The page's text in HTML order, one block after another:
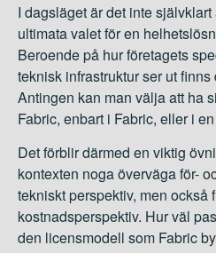
I dagsläget är det inte
ultimata valet för en
Beroende på hur företagets
teknisk infrastruktur ser ut
Antingen kan man välja att ha
Fabric, enbart i Fabric, eller i
Det förblir därmed en viktig
kontexten noga överväga för-
tekniskt perspektiv, men också
kostnadsperspektiv. Hur väl
den licensmodell som Fabric